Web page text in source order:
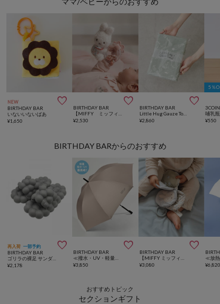
NEW 
BIRTHDAY BAR
いないいないばあ
¥1,650

BIRTHDAY BAR
¥2,530

BIRTHDAY BAR
Little Hug Gauze Towel ベビーガーゼタオル
¥2,860
5％
哺乳
¥550
BIRTHDAY BARからのおすすめ
再入荷 一部予約 
BIRTHDAY BAR
¥2,178

BIRTHDAY BAR
¥3,850

BIRTHDAY BAR
¥3,080 ¥
おすすめトピック
セクションギフト